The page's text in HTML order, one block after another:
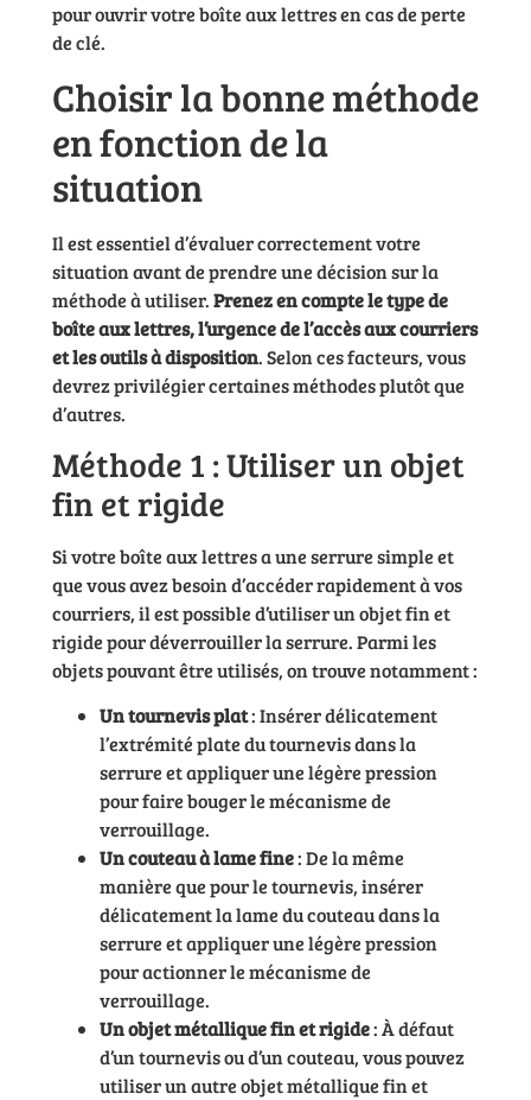
pour ouvrir votre boîte aux lettres en cas de perte
de clé.
Choisir la bonne méthode
en fonction de la
situation
Il est essentiel d’évaluer correctement votre
situation avant de prendre une décision sur la
méthode à utiliser.Prenez en compte le type de
boîte aux lettres, l’urgence de l’accès aux courriers
et les outils à disposition. Selon ces facteurs, vous
devrez privilégier certaines méthodes plutôt que
d’autres.
Méthode 1 : Utiliser un objet
fin et rigide
Si votre boîte aux lettres a une serrure simple et
que vous avez besoin d’accéder rapidement à vos
courriers, il est possible d’utiliser un objet fin et
rigide pour déverrouiller la serrure. Parmi les
objets pouvant être utilisés, on trouve notamment :
Un tournevis plat: Insérer délicatement
l’extrémité plate du tournevis dans la
serrure et appliquer une légère pression
pour faire bouger le mécanisme de
verrouillage.
Un couteau à lame fine: De la même
manière que pour le tournevis, insérer
délicatement la lame du couteau dans la
serrure et appliquer une légère pression
pour actionner le mécanisme de
verrouillage.
Un objet métallique fin et rigide: À défaut
d’un tournevis ou d’un couteau, vous pouvez
utiliser un autre objet métallique fin et